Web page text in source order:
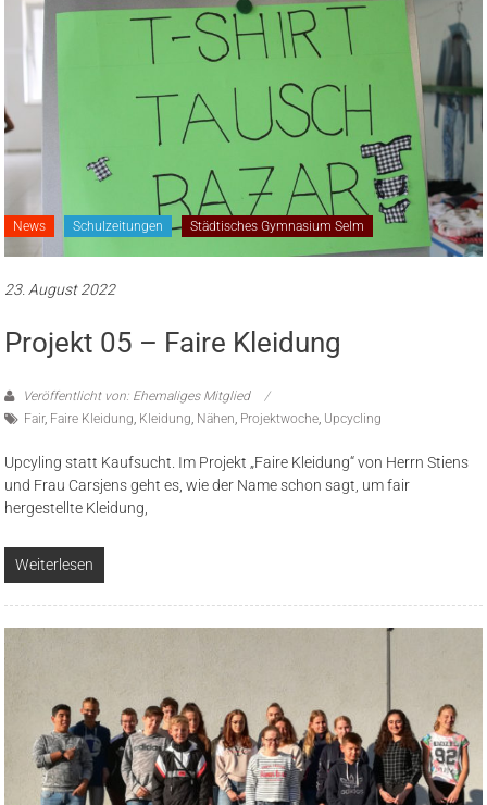
News Schulzeitungen Städtisches Gymnasium Selm
23. August 2022
Projekt 05 – Faire Kleidung
Veröffentlicht von: Ehemaliges Mitglied
Fair, Faire Kleidung, Kleidung, Nähen, Projektwoche, Upcycling
Upcyling statt Kaufsucht. Im Projekt „Faire Kleidung“ von Herrn Stiens
und Frau Carsjens geht es, wie der Name schon sagt, um fair
hergestellte Kleidung,
Weiterlesen